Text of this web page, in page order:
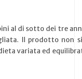
al di sotto dei tre
Il prodotto non
variata ed